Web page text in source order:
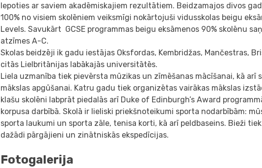
lepoties ar saviem akadēmiskajiem rezultātiem. Beidzamajos divos
100% no visiem skolēniem veiksmīgi nokārtojuši vidusskolas beigu
Levels. Savukārt GCSE programmas beigu eksāmenos 90% skolēnu
atzīmes A-C.
Skolas beidzēji ik gadu iestājas Oksfordas, Kembridžas, Mančestras,
citās Lielbritānijas labākajās universitātēs.
Liela uzmanība tiek pievērsta mūzikas un zīmēšanas mācīšanai, kā arī
mākslas apgūšanai. Katru gadu tiek organizētas vairākas mākslas
klašu skolēni labprāt piedalās arī Duke of Edinburgh’s Award
korpusa darbībā. Skolā ir lieliski priekšnoteikumi sporta nodarbībām:
sporta laukumi un sporta zāle, tenisa korti, kā arī peldbaseins. Bieži
dažādi pārgājieni un zinātniskās ekspedīcijas.
Fotogalerija